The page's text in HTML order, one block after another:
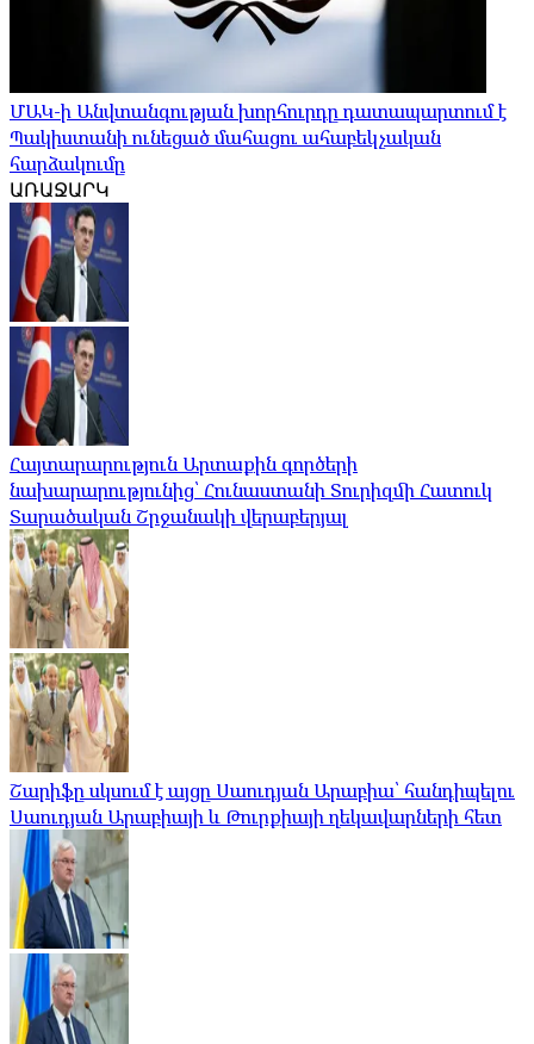
ՄԱԿ-ի Անվտանգության խորհուրդը դատապարտում է
Պակիստանի ունեցած մահացու ահաբեկչական
հարձակումը
ԱՌԱՋԱՐԿ
Հայտարարություն Արտաքին գործերի
նախարարությունից՝ Հունաստանի Տուրիզմի Հատուկ
Տարածական Շրջանակի վերաբերյալ
Շարիֆը սկսում է այցը Սաուդյան Արաբիա՝ հանդիպելու
Սաուդյան Արաբիայի և Թուրքիայի ղեկավարների հետ